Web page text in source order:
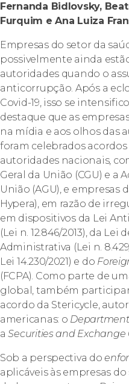
Fernanda Bidlovsky,
Furquim e Ana Luiza
Empresas do setor da
possivelmente ainda
autoridades quando o
anticorrupção. Após a
Covid-19, isso se
destaque que as
na mídia e aos olhos das
foram celebrados
autoridades nacionais,
Geral da União (CGU) e a
União (AGU), e empresas
Hypera), em razão de
em dispositivos da Lei
(Lei n. 12.846/2013), da
Administrativa (Lei n.
Lei 14.230/2021) e do
(FCPA). Como parte de
global, também
acordo da Stericycle,
americanas: o
aSecurities and Exchange
Sob a perspectiva do
aplicáveis às empresas do